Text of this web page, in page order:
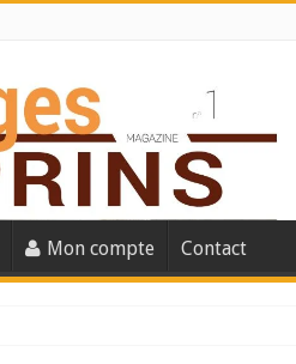
Mon compte Contact